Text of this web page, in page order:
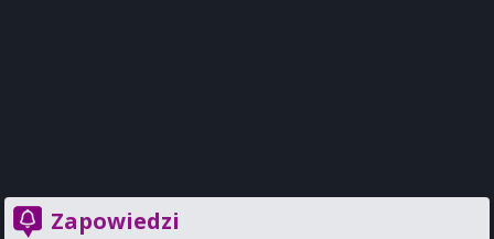
Zapowiedzi